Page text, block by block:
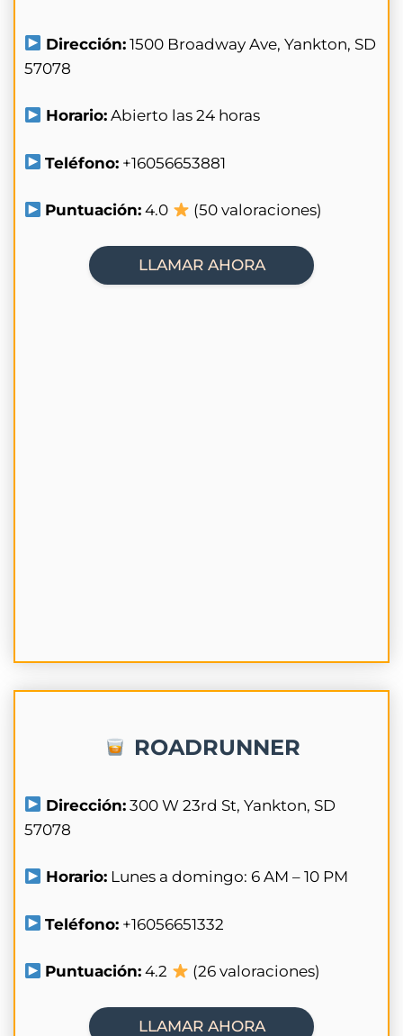
Dirección: 1500 Broadway Ave, Yankton, SD
57078
Horario: Abierto las 24 horas
Teléfono: +16056653881
Puntuación: 4.0 (50 valoraciones)
LLAMAR AHORA
ROADRUNNER
Dirección: 300 W 23rd St, Yankton, SD
57078
Horario: Lunes a domingo: 6 AM – 10 PM
Teléfono: +16056651332
Puntuación: 4.2 (26 valoraciones)
LLAMAR AHORA